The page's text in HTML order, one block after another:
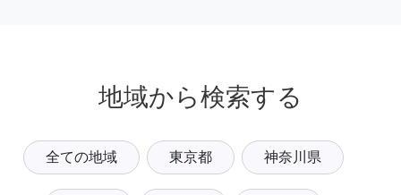
地域から検索する
全ての地域 東京都 神奈川県